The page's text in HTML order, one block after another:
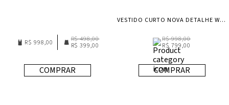
R$ 998,00 R$ 498,00
R$ 399,00
COMPRAR
VESTIDO CURTO NOVA DETALHE WHITE
R$ 998,00
R$ 799,00
COMPRAR